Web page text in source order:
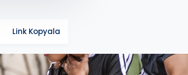
Link Kopyala